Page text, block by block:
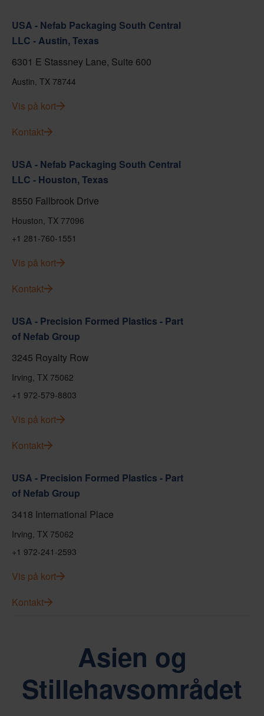
USA - Nefab Packaging South Central
LLC - Austin, Texas
6301 E Stassney Lane, Suite 600
Austin, TX 78744
Vis på kort
Kontakt
USA - Nefab Packaging South Central
LLC - Houston, Texas
8550 Fallbrook Drive
Houston, TX 77096
+1 281-760-1551
Vis på kort
Kontakt
USA - Precision Formed Plastics - Part
of Nefab Group
3245 Royalty Row
Irving, TX 75062
+1 972-579-8803
Vis på kort
Kontakt
USA - Precision Formed Plastics - Part
of Nefab Group
3418 International Place
Irving, TX 75062
+1 972-241-2593
Vis på kort
Kontakt
Asien og
Stillehavsområdet